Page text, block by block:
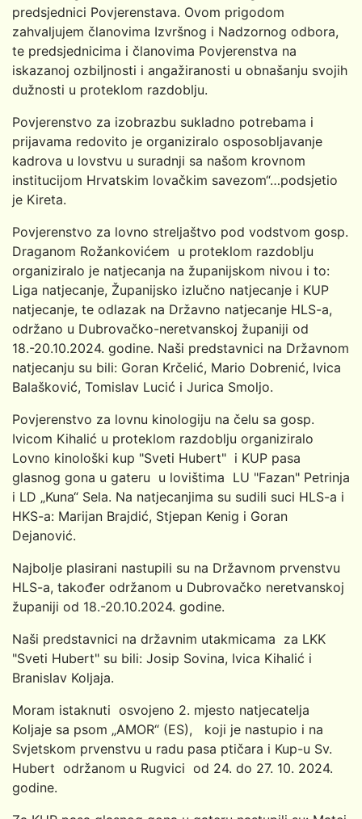
predsjednici Povjerenstava. Ovom prigodom
zahvaljujem članovima Izvršnog i Nadzornog odbora,
te predsjednicima i članovima Povjerenstva na
iskazanoj ozbiljnosti i angažiranosti u obnašanju svojih
dužnosti u proteklom razdoblju.
Povjerenstvo za izobrazbu sukladno potrebama i
prijavama redovito je organiziralo osposobljavanje
kadrova u lovstvu u suradnji sa našom krovnom
institucijom Hrvatskim lovačkim savezom“…podsjetio
je Kireta.
Povjerenstvo za lovno streljaštvo pod vodstvom gosp.
Draganom Rožankovićem u proteklom razdoblju
organiziralo je natjecanja na županijskom nivou i to:
Liga natjecanje, Županijsko izlučno natjecanje i KUP
natjecanje, te odlazak na Državno natjecanje HLS-a,
održano u Dubrovačko-neretvanskoj županiji od
18.-20.10.2024. godine. Naši predstavnici na Državnom
natjecanju su bili: Goran Krčelić, Mario Dobrenić, Ivica
Balašković, Tomislav Lucić i Jurica Smoljo.
Povjerenstvo za lovnu kinologiju na čelu sa gosp.
Ivicom Kihalić u proteklom razdoblju organiziralo
Lovno kinološki kup "Sveti Hubert" i KUP pasa
glasnog gona u gateru u lovištima LU "Fazan" Petrinja
i LD „Kuna“ Sela. Na natjecanjima su sudili suci HLS-a i
HKS-a: Marijan Brajdić, Stjepan Kenig i Goran
Dejanović.
Najbolje plasirani nastupili su na Državnom prvenstvu
HLS-a, također održanom u Dubrovačko neretvanskoj
županiji od 18.-20.10.2024. godine.
Naši predstavnici na državnim utakmicama za LKK
"Sveti Hubert" su bili: Josip Sovina, Ivica Kihalić i
Branislav Koljaja.
Moram istaknuti osvojeno 2. mjesto natjecatelja
Koljaje sa psom „AMOR“ (ES), koji je nastupio i na
Svjetskom prvenstvu u radu pasa ptičara i Kup-u Sv.
Hubert održanom u Rugvici od 24. do 27. 10. 2024.
godine.